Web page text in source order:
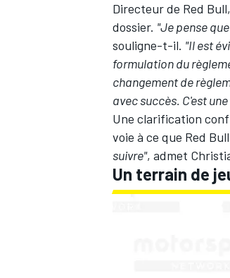
Directeur de Red
dossier. "Je pense
souligne-t-il. "Il est
formulation du
changement de
avec succès. C'est
Une clarification
voie à ce que Red
suivre", admet
Un terrain de